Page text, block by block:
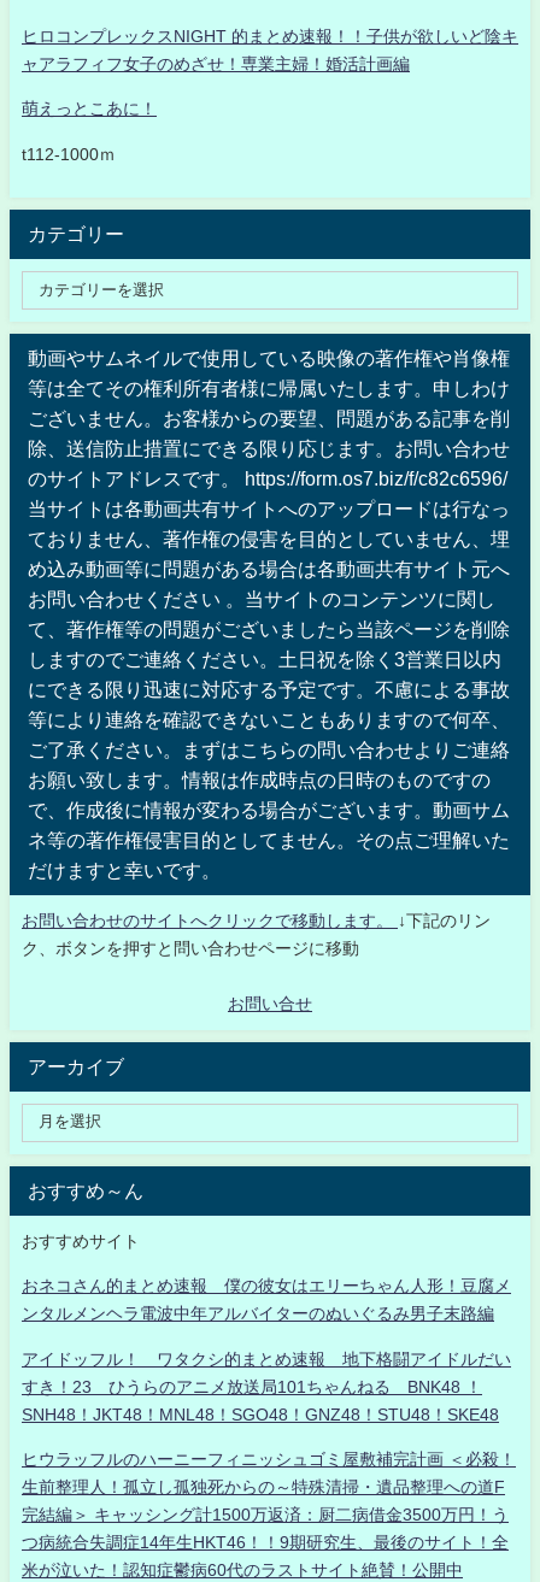
ヒロコンプレックスNIGHT 的まとめ速報！！子供が欲しいど陰キ
ャアラフィフ女子のめざせ！専業主婦！婚活計画編
萌えっとこあに！
t112-1000ｍ
カテゴリー
動画やサムネイルで使用している映像の著作権や肖像権
等は全てその権利所有者様に帰属いたします。申しわけ
ございません。お客様からの要望、問題がある記事を削
除、送信防止措置にできる限り応じます。お問い合わせ
のサイトアドレスです。 https://form.os7.biz/f/c82c6596/
当サイトは各動画共有サイトへのアップロードは行なっ
ておりません、著作権の侵害を目的としていません、埋
め込み動画等に問題がある場合は各動画共有サイト元へ
お問い合わせください 。当サイトのコンテンツに関し
て、著作権等の問題がございましたら当該ページを削除
しますのでご連絡ください。土日祝を除く3営業日以内
にできる限り迅速に対応する予定です。不慮による事故
等により連絡を確認できないこともありますので何卒、
ご了承ください。まずはこちらの問い合わせよりご連絡
お願い致します。情報は作成時点の日時のものですの
で、作成後に情報が変わる場合がございます。動画サム
ネ等の著作権侵害目的としてません。その点ご理解いた
だけますと幸いです。
お問い合わせのサイトへクリックで移動します。
↓下記のリン
ク、ボタンを押すと問い合わせページに移動
お問い合せ
アーカイブ
おすすめ～ん
おすすめサイト
おネコさん的まとめ速報 僕の彼女はエリーちゃん人形！豆腐メ
ンタルメンヘラ電波中年アルバイターのぬいぐるみ男子末路編
アイドッフル！ ワタクシ的まとめ速報 地下格闘アイドルだい
すき！23 ひうらのアニメ放送局101ちゃんねる BNK48 ！
SNH48！JKT48！MNL48！SGO48！GNZ48！STU48！SKE48
ヒウラッフルのハーニーフィニッシュゴミ屋敷補完計画 ＜必殺！
生前整理人！孤立し孤独死からの～特殊清掃・遺品整理への道F
完結編＞ キャッシング計1500万返済：厨二病借金3500万円！う
つ病統合失調症14年生HKT46！！9期研究生、最後のサイト！全
米が泣いた！認知症鬱病60代のラストサイト絶賛！公開中